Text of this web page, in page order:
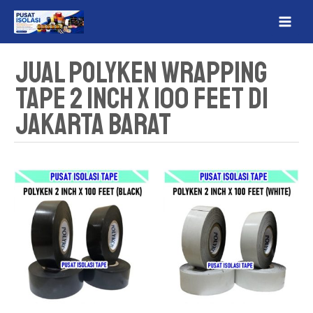
Jual Polyken Wrapping
Tape 2 Inch x 100 Feet Di
Jakarta Barat